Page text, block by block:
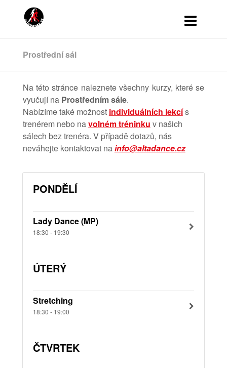
Prostřední sál
Na této stránce naleznete všechny kurzy, které se
vyučují naProstředním sále.
Nabízíme také možnost individuálních lekcís
trenérem nebo navolném tréninku v našich
sálech bez trenéra. V případě dotazů, nás
neváhejte kontaktovat nainfo@altadance.cz
PONDĚLÍ
Lady Dance (MP)
18:30 - 19:30
ÚTERÝ
Stretching
18:30 - 19:00
ČTVRTEK